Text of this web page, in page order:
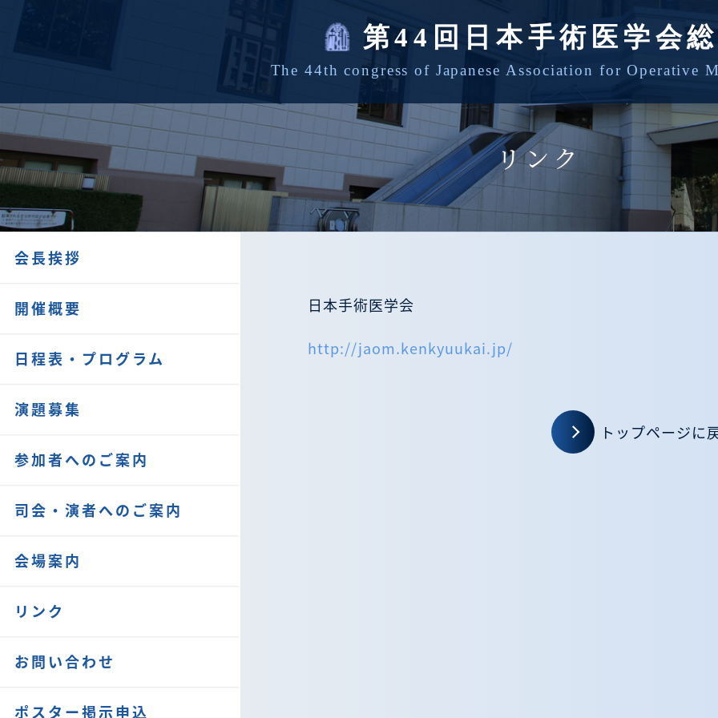
リンク
会長挨拶
開催概要
日程表・プログラム
演題募集
参加者へのご案内
司会・演者へのご案内
会場案内
リンク
お問い合わせ
ポスター掲示申込
日本手術医学会
http://jaom.kenkyuukai.jp/
トップページに